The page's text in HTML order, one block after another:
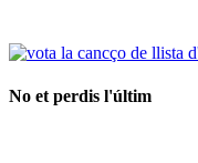
No et perdis l'últim